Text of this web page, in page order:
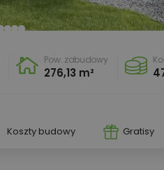
Pow. zabudowy
276,13 m²
Koszty budowy Gratisy